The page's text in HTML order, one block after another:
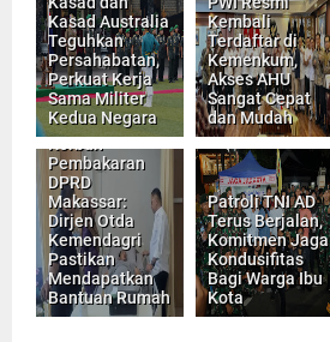
Kasad Australia
Teguhkan
Persahabatan,
Perkuat Kerja
Sama Militer
Kedua Negara
Kembali
Terdaftar di
Kemenkum,
Akses AHU
Sangat Cepat
dan Mudah
Keluarga
Pembakaran
DPRD
Makassar:
Dirjen Otda
Kemendagri
Pastikan
Mendapatkan
Bantuan Rumah
Patroli TNI AD
Terus Berjalan,
Komitmen Jaga
Kondusifitas
Bagi Warga Ibu
Kota